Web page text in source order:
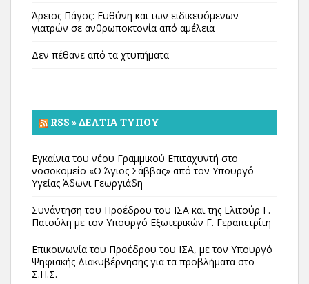
Άρειος Πάγος: Ευθύνη και των ειδικευόμενων
γιατρών σε ανθρωποκτονία από αμέλεια
Δεν πέθανε από τα χτυπήματα
RSS » ΔΕΛΤΊΑ ΤΎΠΟΥ
Εγκαίνια του νέου Γραμμικού Επιταχυντή στο
νοσοκομείο «Ο Άγιος Σάββας» από τον Υπουργό
Υγείας Άδωνι Γεωργιάδη
Συνάντηση του Προέδρου του ΙΣΑ και της Ελιτούρ Γ.
Πατούλη με τον Υπουργό Εξωτερικών Γ. Γεραπετρίτη
Επικοινωνία του Προέδρου του ΙΣΑ, με τον Υπουργό
Ψηφιακής Διακυβέρνησης για τα προβλήματα στο
Σ.Η.Σ.